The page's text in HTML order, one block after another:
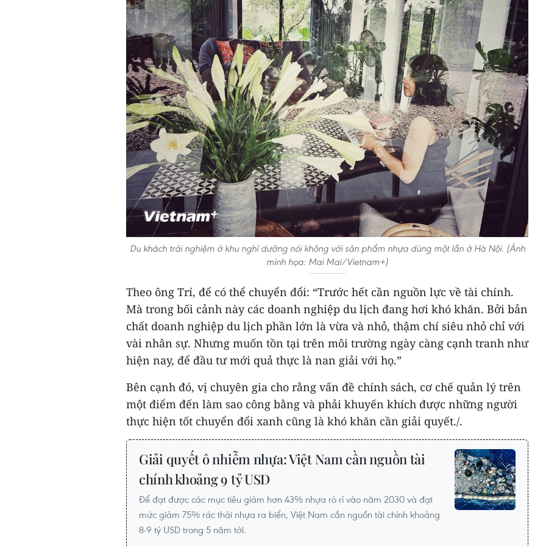
Du khách trải nghiệm ở khu nghỉ dưỡng nói không với sản phẩm nhựa dùng một lần ở Hà Nội. (Ảnh
minh họa: Mai Mai/Vietnam+)
Theo ông Trí, để có thể chuyển đổi: “Trước hết cần nguồn lực về tài chính.
Mà trong bối cảnh này các doanh nghiệp du lịch đang hơi khó khăn. Bởi bản
chất doanh nghiệp du lịch phần lớn là vừa và nhỏ, thậm chí siêu nhỏ chỉ với
vài nhân sự. Nhưng muốn tồn tại trên môi trường ngày càng cạnh tranh như
hiện nay, để đầu tư mới quả thực là nan giải với họ.”
Bên cạnh đó, vị chuyên gia cho rằng vấn đề chính sách, cơ chế quản lý trên
một điểm đến làm sao công bằng và phải khuyến khích được những người
thực hiện tốt chuyển đổi xanh cũng là khó khăn cần giải quyết./.
Giải quyết ô nhiễm nhựa: Việt Nam cần nguồn tài
chính khoảng 9 tỷ USD
Để đạt được các mục tiêu giảm hơn 43% nhựa rò rỉ vào năm 2030 và đạt
mức giảm 75% rác thải nhựa ra biển, Việt Nam cần nguồn tài chính khoảng
8-9 tỷ USD trong 5 năm tới.